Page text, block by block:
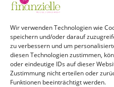
Wir verwenden Technologien wie
speichern und/oder darauf
zu verbessern und um
diesen Technologien zustimmen,
oder eindeutige IDs auf dieser
Zustimmung nicht erteilen oder
Funktionen beeinträchtigt werden.
Weiterlesen »